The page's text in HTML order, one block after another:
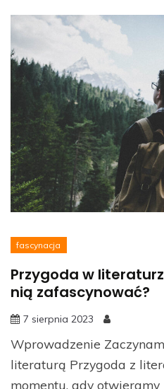
fascynacja
Przygoda w
nią zafascynować?
7 sierpnia 2023
Wprowadzenie
literaturą Przygoda z
momentu, gdy otwieramy